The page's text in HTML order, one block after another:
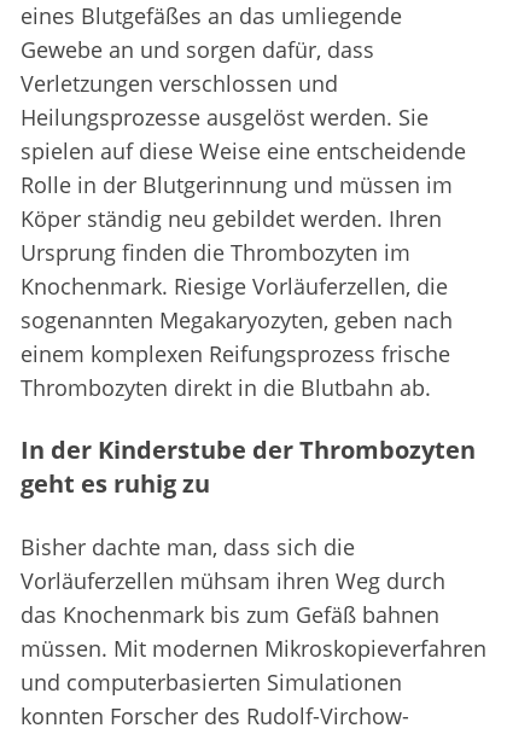
eines Blutgefäßes an das umliegende
Gewebe an und sorgen dafür, dass
Verletzungen verschlossen und
Heilungsprozesse ausgelöst werden. Sie
spielen auf diese Weise eine entscheidende
Rolle in der Blutgerinnung und müssen im
Köper ständig neu gebildet werden. Ihren
Ursprung finden die Thrombozyten im
Knochenmark. Riesige Vorläuferzellen, die
sogenannten Megakaryozyten, geben nach
einem komplexen Reifungsprozess frische
Thrombozyten direkt in die Blutbahn ab.
In der Kinderstube der Thrombozyten
geht es ruhig zu
Bisher dachte man, dass sich die
Vorläuferzellen mühsam ihren Weg durch
das Knochenmark bis zum Gefäß bahnen
müssen. Mit modernen Mikroskopieverfahren
und computerbasierten Simulationen
konnten Forscher des Rudolf-Virchow-